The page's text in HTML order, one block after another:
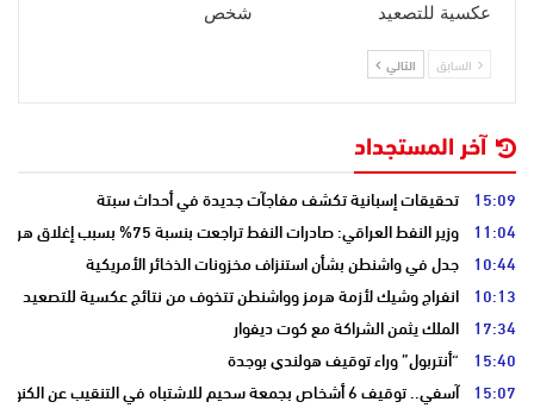
عكسية للتصعيد
شخص
السابق التالي
آخر المستجداد
15:09 تحقيقات إسبانية تكشف مفاجآت جديدة في أحداث سبتة
11:04 وزير النفط العراقي: صادرات النفط تراجعت بنسبة 75% بسبب إغلاق هرمز
10:44 جدل في واشنطن بشأن استنزاف مخزونات الذخائر الأمريكية
10:13 انفراج وشيك لأزمة هرمز وواشنطن تتخوف من نتائج عكسية للتصعيد
17:34 الملك يثمن الشراكة مع كوت ديفوار
15:40 “أنتربول” وراء توقيف هولندي بوجدة
15:07 آسفي.. توقيف 6 أشخاص بجمعة سحيم للاشتباه في التنقيب عن الكنوز .